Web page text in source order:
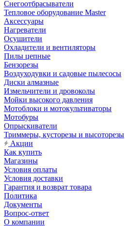
Снегоотбрасыватели
Тепловое оборудование Master
Аксессуары
Нагреватели
Осушители
Охладители и вентиляторы
Пилы цепные
Бензорезы
Воздуходувки и садовые пылесосы
Диски алмазные
Измельчители и дровоколы
Мойки высокого давления
Мотоблоки и мотокультиваторы
Мотобуры
Опрыскиватели
Триммеры, кусторезы и высоторезы
Акции
Как купить
Магазины
Условия оплаты
Условия доставки
Гарантия и возврат товара
Политика
Документы
Вопрос-ответ
О компании